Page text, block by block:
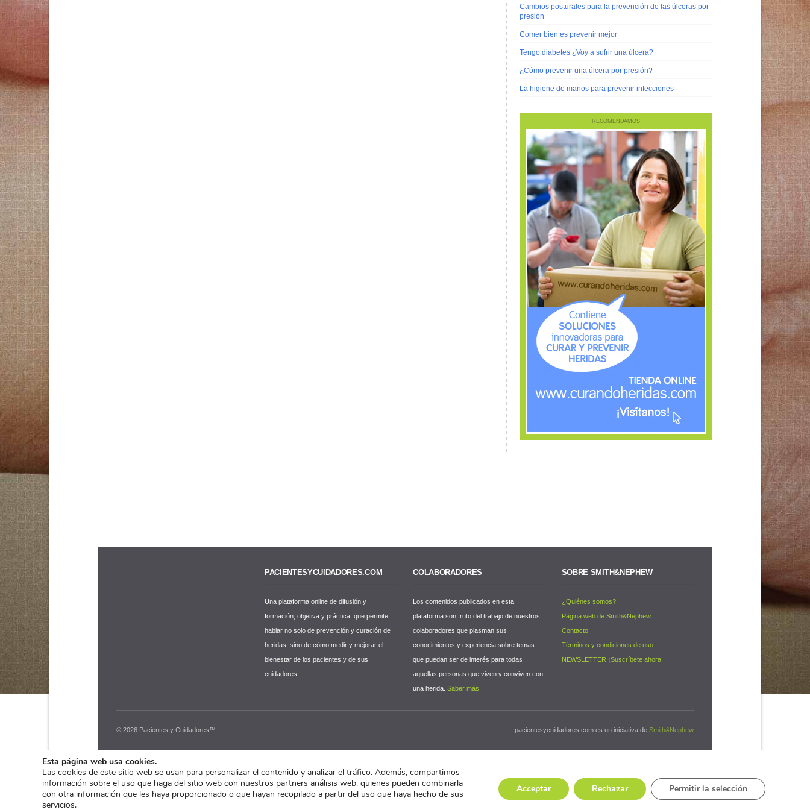
Cambios posturales para la prevención de las úlceras por
presión
Comer bien es prevenir mejor
Tengo diabetes ¿Voy a sufrir una úlcera?
¿Cómo prevenir una úlcera por presión?
La higiene de manos para prevenir infecciones
RECOMENDAMOS
PACIENTESYCUIDADORES.COM
Una plataforma online de difusión y
formación, objetiva y práctica, que permite
hablar no solo de prevención y curación de
heridas, sino de cómo medir y mejorar el
bienestar de los pacientes y de sus
cuidadores.
COLABORADORES
Los contenidos publicados en esta
plataforma son fruto del trabajo de nuestros
colaboradores que plasman sus
conocimientos y experiencia sobre temas
que puedan ser de interés para todas
aquellas personas que viven y conviven con
una herida.Saber más
SOBRE SMITH&NEPHEW
¿Quiénes somos?
Página web de Smith&Nephew
Contacto
Términos y condiciones de uso
NEWSLETTER ¡Suscríbete ahora!
© 2026 Pacientes y Cuidadores™ pacientesycuidadores.com es un iniciativa deSmith&Nephew
Esta página web usa cookies.
Las cookies de este sitio web se usan para personalizar el contenido y analizar el tráfico. Además, compartimos
información sobre el uso que haga del sitio web con nuestros partners análisis web, quienes pueden combinarla
con otra información que les haya proporcionado o que hayan recopilado a partir del uso que haya hecho de sus
servicios.
Acceptar Rechazar Permitir la selección